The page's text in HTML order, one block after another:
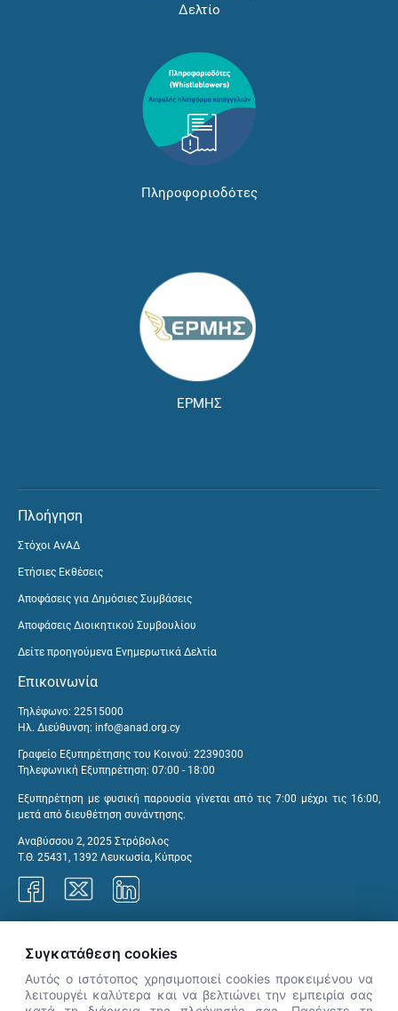
Δελτίο
Πληροφοριοδότες
ΕΡΜΗΣ
Πλοήγηση
Στόχοι ΑνΑΔ
Ετήσιες Εκθέσεις
Αποφάσεις για Δημόσιες Συμβάσεις
Αποφάσεις Διοικητικού Συμβουλίου
Δείτε προηγούμενα Ενημερωτικά Δελτία
Επικοινωνία
Τηλέφωνο: 22515000
Ηλ. Διεύθυνση: info@anad.org.cy
Γραφείο Εξυπηρέτησης του Κοινού: 22390300
Τηλεφωνική Εξυπηρέτηση: 07:00 - 18:00
Εξυπηρέτηση με φυσική παρουσία γίνεται από τις 7:00 μέχρι τις 16:00,
μετά από διευθέτηση συνάντησης.
Αναβύσσου 2, 2025 Στρόβολος
Τ.Θ. 25431, 1392 Λευκωσία, Κύπρος
Συγκατάθεση cookies
Αυτός ο ιστότοπος χρησιμοποιεί cookies προκειμένου να
λειτουργέι καλύτερα και να βελτιώνει την εμπειρία σας